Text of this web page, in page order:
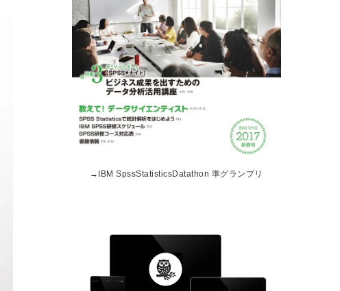
→ IBM SpssStatisticsDatathon 準グランプリ